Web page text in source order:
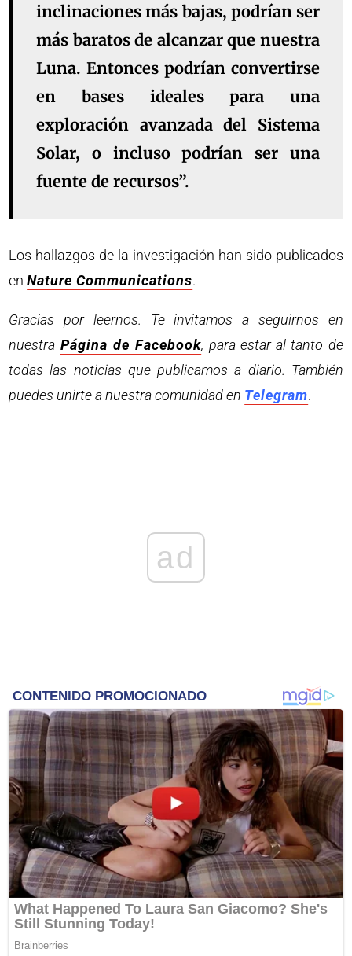
inclinaciones más bajas, podrían ser
más baratos de alcanzar que nuestra
Luna. Entonces podrían convertirse
en bases ideales para una
exploración avanzada del Sistema
Solar, o incluso podrían ser una
fuente de recursos”.
Los hallazgos de la investigación han sido publicados
enNature Communications.
Gracias por leernos. Te invitamos a seguirnos en
nuestra Página de Facebook, para estar al tanto de
todas las noticias que publicamos a diario. También
puedes unirte a nuestra comunidad en Telegram.
ad